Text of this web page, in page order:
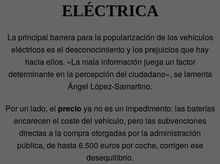
ELÉCTRICA
La principal barrera para la popularización de los vehículos
eléctricos es el desconocimiento y los prejuicios que hay
hacia ellos. «La mala información juega un factor
determinante en la percepción del ciudadano», se lamenta
Ángel López-Samartino.
Por un lado, el precio ya no es un impedimento: las baterías
encarecen el coste del vehículo, pero las subvenciones
directas a la compra otorgadas por la administración
pública, de hasta 6.500 euros por coche, corrigen ese
desequilibrio.